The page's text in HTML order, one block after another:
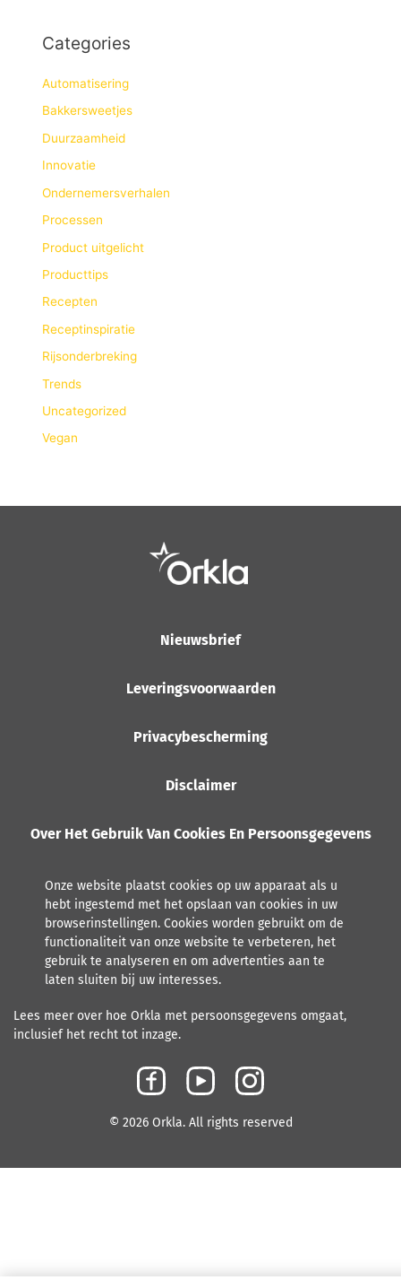
Categories
Automatisering
Bakkersweetjes
Duurzaamheid
Innovatie
Ondernemersverhalen
Processen
Product uitgelicht
Producttips
Recepten
Receptinspiratie
Rijsonderbreking
Trends
Uncategorized
Vegan
Nieuwsbrief
Leveringsvoorwaarden
Privacybescherming
Disclaimer
Over Het Gebruik Van Cookies En Persoonsgegevens
Onze website plaatst cookies op uw apparaat als u
hebt ingestemd met het opslaan van cookies in uw
browserinstellingen. Cookies worden gebruikt om de
functionaliteit van onze website te verbeteren, het
gebruik te analyseren en om advertenties aan te
laten sluiten bij uw interesses.
Lees meer over hoe Orkla met persoonsgegevens omgaat,
inclusief het recht tot inzage.
F
a
c
e
Y
o
u
t
I
s
t
© 2026 Orkla. All rights reserved